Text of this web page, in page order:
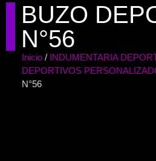
BUZO
N°56
Inicio / INDUMENTARIA
DEPORTIVOS
N°56